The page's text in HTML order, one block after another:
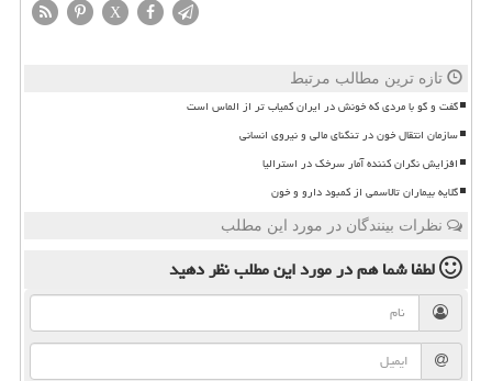
X
تازه ترین مطالب مرتبط
گفت و گو با مردی که خونش در ایران کمیاب تر از الماس است
سازمان انتقال خون در تنگنای مالی و نیروی انسانی
افزایش نگران کننده آمار سرخک در استرالیا
گلایه بیماران تالاسمی از کمبود دارو و خون
نظرات بینندگان در مورد این مطلب
لطفا شما همدر مورد این مطلبنظر دهید